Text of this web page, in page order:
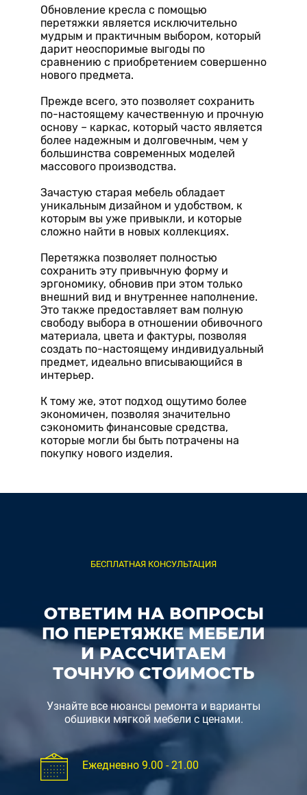
Обновление кресла с помощью
перетяжки является исключительно
мудрым и практичным выбором, который
дарит неоспоримые выгоды по
сравнению с приобретением совершенно
нового предмета.
Прежде всего, это позволяет сохранить
по-настоящему качественную и прочную
основу – каркас, который часто является
более надежным и долговечным, чем у
большинства современных моделей
массового производства.
Зачастую старая мебель обладает
уникальным дизайном и удобством, к
которым вы уже привыкли, и которые
сложно найти в новых коллекциях.
Перетяжка позволяет полностью
сохранить эту привычную форму и
эргономику, обновив при этом только
внешний вид и внутреннее наполнение.
Это также предоставляет вам полную
свободу выбора в отношении обивочного
материала, цвета и фактуры, позволяя
создать по-настоящему индивидуальный
предмет, идеально вписывающийся в
интерьер.
К тому же, этот подход ощутимо более
экономичен, позволяя значительно
сэкономить финансовые средства,
которые могли бы быть потрачены на
покупку нового изделия.
БЕСПЛАТНАЯ КОНСУЛЬТАЦИЯ
ОТВЕТИМ НА ВОПРОСЫ
ПО ПЕРЕТЯЖКЕ МЕБЕЛИ
И РАССЧИТАЕМ
ТОЧНУЮ СТОИМОСТЬ
Узнайте все нюансы ремонта и варианты
обшивки мягкой мебели с ценами.
Ежедневно 9.00 - 21.00